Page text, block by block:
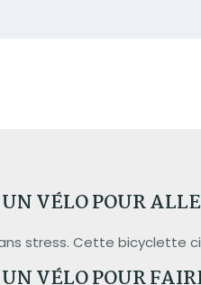
UN VÉLO POUR
stress. Cette bicyclette
UN VÉLO POUR